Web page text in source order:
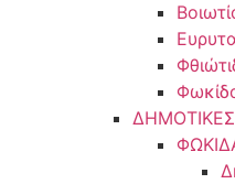
ΔΗΜΟΤΙΚΕΣ